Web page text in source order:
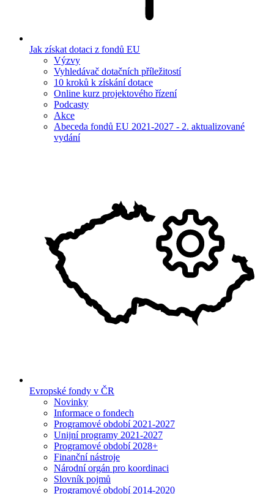
Jak získat dotaci z fondů EU
Výzvy
Vyhledávač dotačních příležitostí
10 kroků k získání dotace
Online kurz projektového řízení
Podcasty
Akce
Abeceda fondů EU 2021-2027 - 2. aktualizované
vydání
Evropské fondy v ČR
Novinky
Informace o fondech
Programové období 2021-2027
Unijní programy 2021-2027
Programové období 2028+
Finanční nástroje
Národní orgán pro koordinaci
Slovník pojmů
Programové období 2014-2020